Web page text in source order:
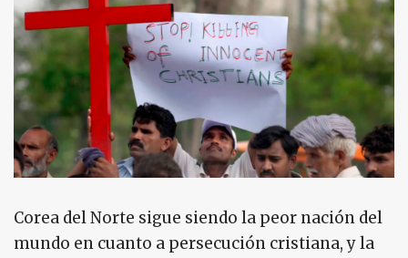
Corea del Norte sigue siendo la peor nación del
mundo en cuanto a persecución cristiana, y la